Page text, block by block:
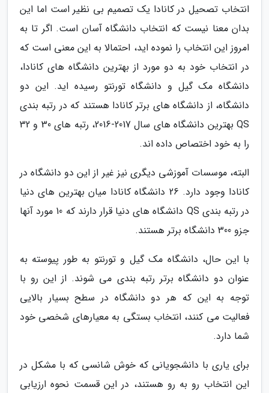
انتخاب تصحیل در کانادا یک تصمیم بی نظیر است اما این
بدان معنا نیست که انتخاب دانشگاه آسان است. اگر تا به
امروز این انتخاب را نموده اید، احتمالا به این معنی است که
در انتخاب خود به دو مورد از بهترین دانشگاه های کانادا،
دانشگاه مک گیل و دانشگاه تورنتو رسیده اید. این دو
دانشگاه، از دانشگاه های برتر کانادا هستند که در رتبه بندی
QS بهترین دانشگاه های سال 2017-2016، رتبه های 30 و 32
را به خود اختصاص داده اند.
البته، موسسات آموزشی دیگری نیز غیر از این دو دانشگاه در
کانادا وجود دارد. 26 دانشگاه کانادا میان بهترین های دنیا
در رتبه بندی QS دانشگاه های دنیا قرار دارند که 10 مورد آنها
جزو 300 دانشگاه برتر هستند.
با این حال، دانشگاه مک گیل و تورنتو به طور پیوسته به
عنوان دو دانشگاه برتر رتبه بندی می شوند. از این رو با
توجه به این که هر دو دانشگاه در سطح بسیار بالایی
فعالیت می کنند، انتخاب بستگی به معیارهای شخصی خود
شما دارد.
برای یاری با دانشجویانی که خوش شانسی که با مشکل در
این انتخاب رو به رو هستند، در این قسمت نحوه ارزیابی